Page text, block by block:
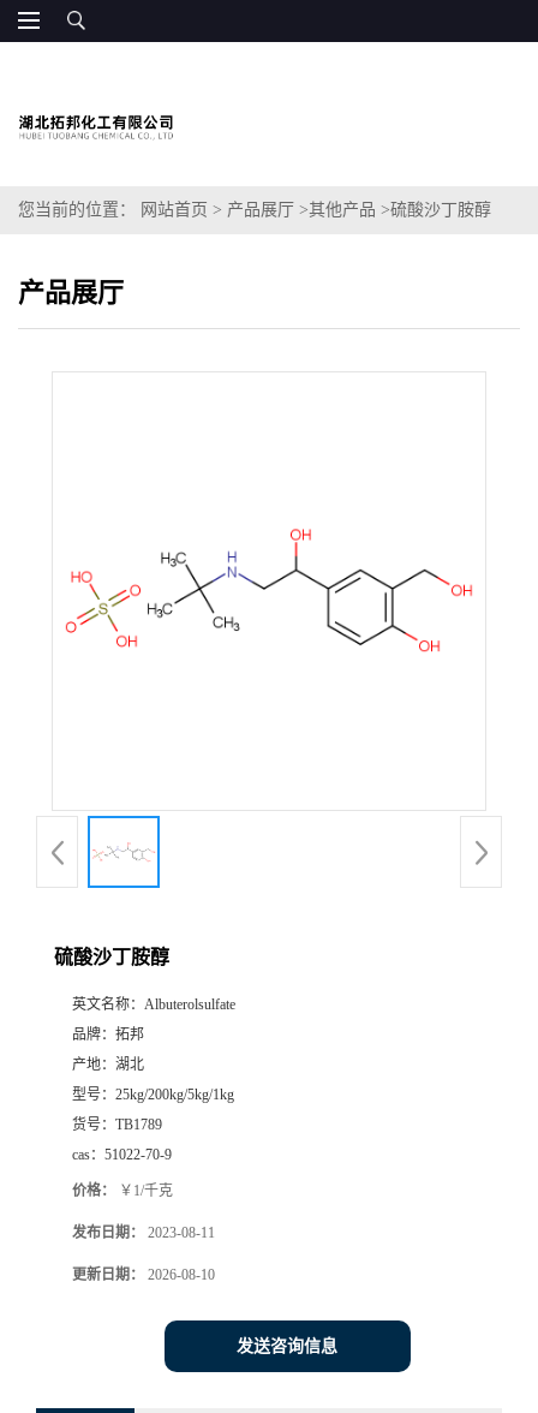
您当前的位置： 网站首页 > 产品展厅 >其他产品 >硫酸沙丁胺醇
产品展厅
硫酸沙丁胺醇
英文名称： Albuterolsulfate
品牌： 拓邦
产地： 湖北
型号： 25kg/200kg/5kg/1kg
货号： TB1789
cas： 51022-70-9
价格： ￥1/千克
发布日期： 2023-08-11
更新日期： 2026-08-10
发送咨询信息